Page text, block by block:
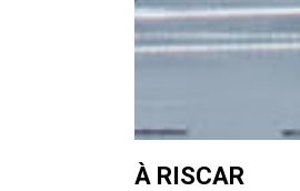
À RISCAR